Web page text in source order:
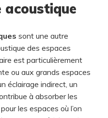
acoustique
sont une autre
des espaces
est particulièrement
ou aux grands espaces
éclairage indirect, un
à absorber les
les espaces où l’on